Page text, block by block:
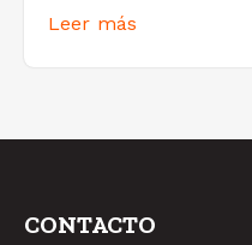
Leer más
CONTACTO